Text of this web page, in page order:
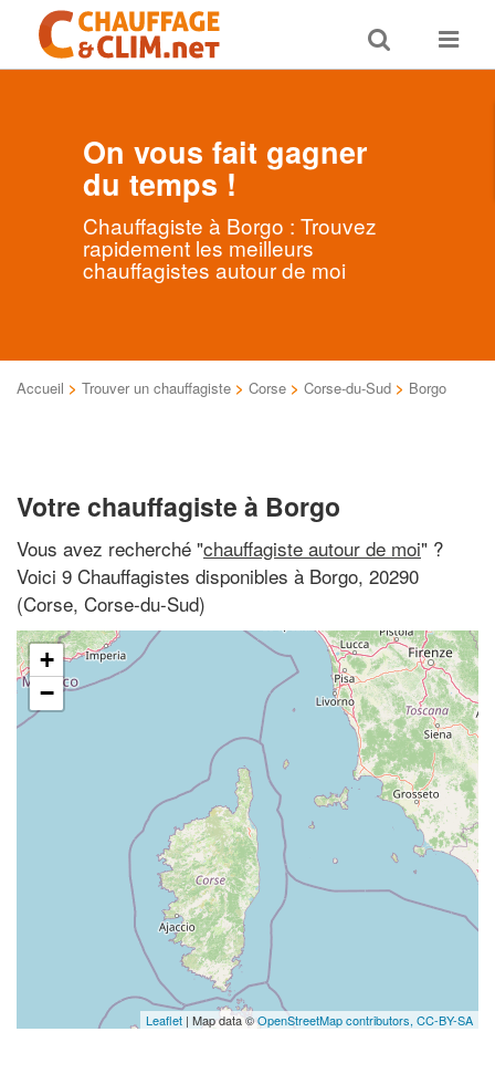
Toggle
search
Toggle
On vous fait gagner
du temps !
Chauffagiste à Borgo : Trouvez
rapidement les meilleurs
chauffagistes autour de moi
Accueil > Trouver un chauffagiste > Corse > Corse-du-Sud > Borgo
Votre chauffagiste à Borgo
Vous avez recherché "chauffagiste autour de moi" ?
Voici 9 Chauffagistes disponibles à Borgo, 20290
(Corse, Corse-du-Sud)
+
−
Leaflet | Map data ©OpenStreetMap contributors, CC-BY-SA